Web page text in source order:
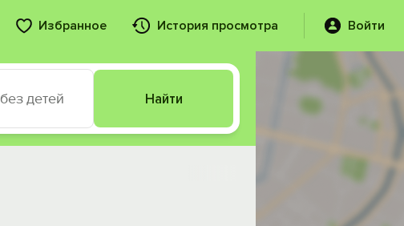
Избранное История просмотра Войти
без детей Найти